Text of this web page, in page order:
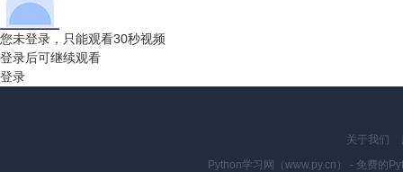
您未登录，只能观看30秒视频
登录后可继续观看
登录
关于我们
Python学习网（www.py.cn） - 免费的